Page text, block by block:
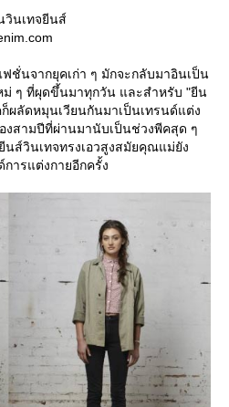
วินเทจยีนส์
ชั่นจากยุคเก่า ๆ มักจะกลับมาอินเป็น
ๆ ที่ผุดขึ้นมาทุกวัน และสำหรับ "ยีน
ผลัดหมุนเวียนกันมาเป็นเทรนด์แต่ง
งสามปีที่ผ่านมานับเป็นช่วงพีคสุด ๆ
ส์วินเทจทรงเอวสูงสมัยคุณแม่ยัง
ารแต่งกายอีกครั้ง